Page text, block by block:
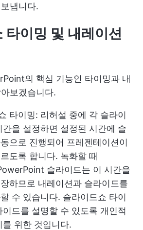
냅니다.
타이밍 및 내레이션
의 핵심 기능인 타이밍과 내
보겠습니다.
타이밍: 리허설 중에 각 슬라이
간을 설정하면 설정된 시간에 슬
으로 진행되어 프레젠테이션이
도록 합니다. 녹화할 때
슬라이드는 이 시간을
하므로 내레이션과 슬라이드를
수 있습니다. 슬라이드쇼 타이
이드를 설명할 수 있도록 개인적
를 위한 것입니다.